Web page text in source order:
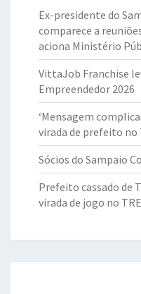
Ex-presidente do
comparece a
aciona Ministério
VittaJob Franchise
Empreendedor 2026
‘Mensagem
virada de prefeito no
Sócios do Sampaio
Prefeito cassado de
virada de jogo no